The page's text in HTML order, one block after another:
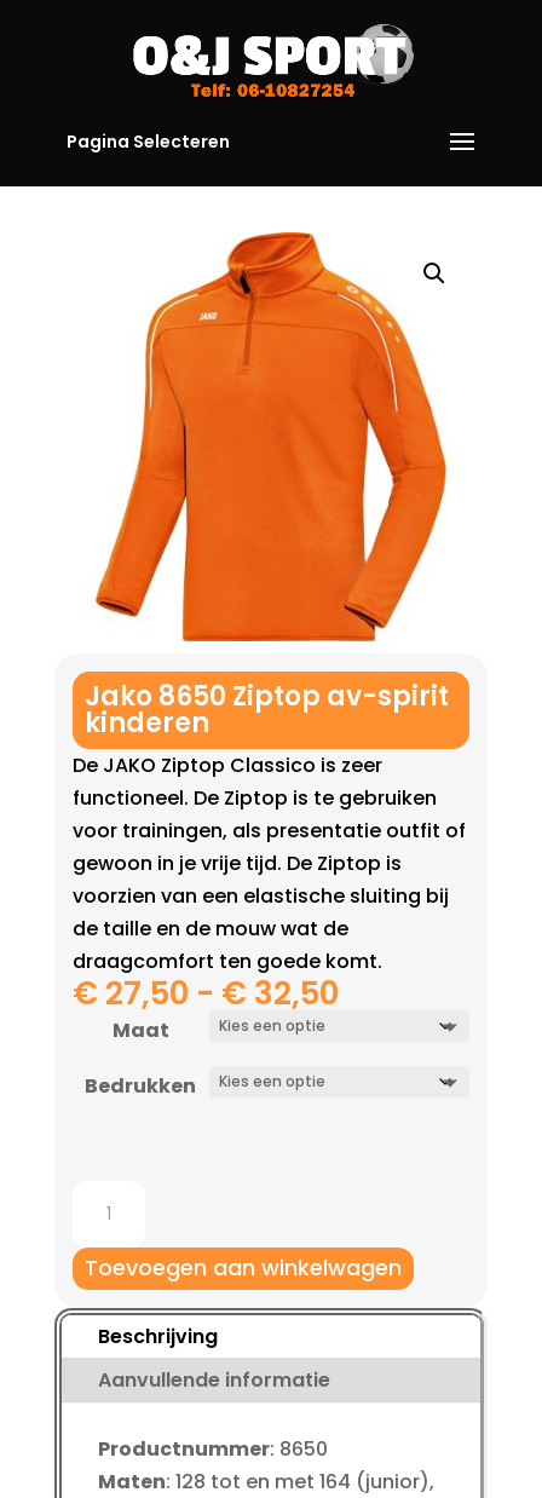
Pagina Selecteren
Jako 8650 Ziptop av-spirit
kinderen
De JAKO Ziptop Classico is zeer
functioneel. De Ziptop is te gebruiken
voor trainingen, als presentatie outfit of
gewoon in je vrije tijd. De Ziptop is
voorzien van een elastische sluiting bij
de taille en de mouw wat de
draagcomfort ten goede komt.
€ 27,50 - € 32,50Prijsklasse:
€ 27,50
€ 32,50
Maat
Bedrukken
8650
Ziptop
av-
spirit
kinderen
aantal
Toevoegen aan winkelwagen
Beschrijving
Aanvullende informatie
Productnummer: 8650
Maten: 128 tot en met 164 (junior),